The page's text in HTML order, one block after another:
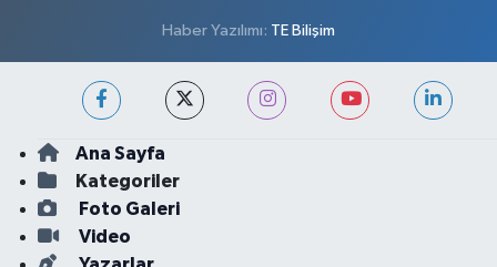
Haber Yazılımı: TE Bilişim
Ana Sayfa
Kategoriler
Foto Galeri
Video